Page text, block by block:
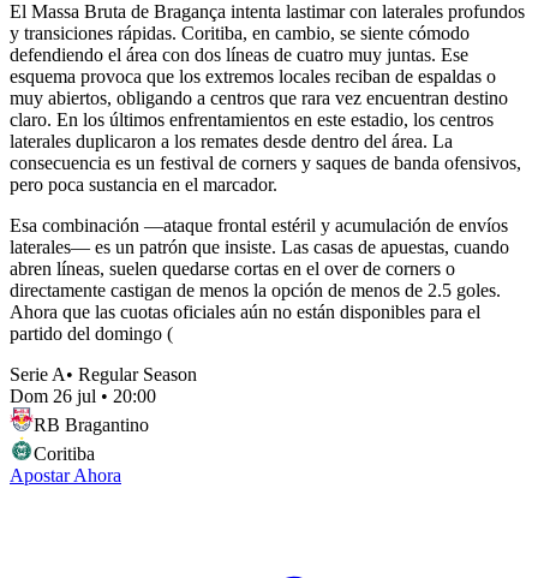
El Massa Bruta de Bragança intenta lastimar con laterales profundos
y transiciones rápidas. Coritiba, en cambio, se siente cómodo
defendiendo el área con dos líneas de cuatro muy juntas. Ese
esquema provoca que los extremos locales reciban de espaldas o
muy abiertos, obligando a centros que rara vez encuentran destino
claro. En los últimos enfrentamientos en este estadio, los centros
laterales duplicaron a los remates desde dentro del área. La
consecuencia es un festival de corners y saques de banda ofensivos,
pero poca sustancia en el marcador.
Esa combinación —ataque frontal estéril y acumulación de envíos
laterales— es un patrón que insiste. Las casas de apuestas, cuando
abren líneas, suelen quedarse cortas en el over de corners o
directamente castigan de menos la opción de menos de 2.5 goles.
Ahora que las cuotas oficiales aún no están disponibles para el
partido del domingo (
Serie A• Regular Season
Dom 26 jul • 20:00
RB Bragantino
Coritiba
Apostar Ahora